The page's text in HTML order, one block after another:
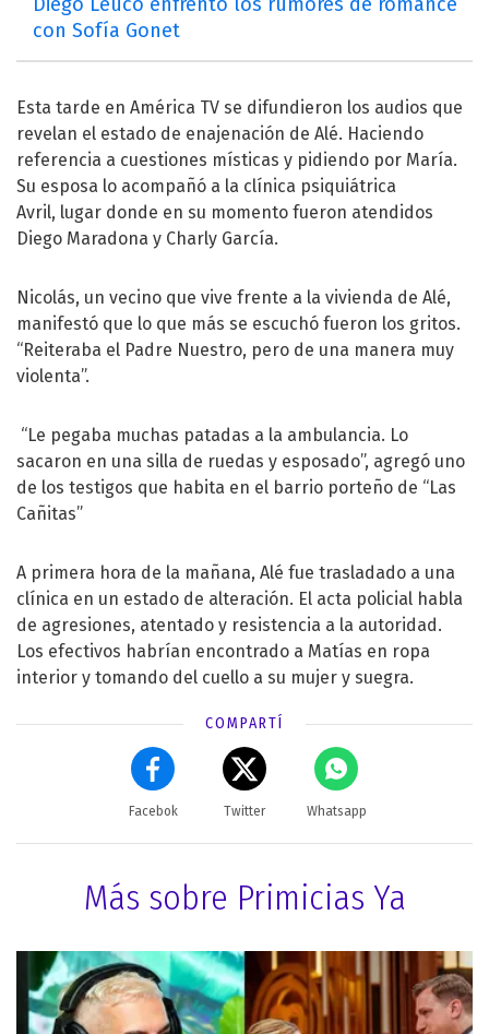
con Sofía Gonet
Esta tarde en América TV se difundieron los audios que
revelan el estado de enajenación de Alé. Haciendo
referencia a cuestiones místicas y pidiendo por María.
Su esposa lo acompañó a la clínica psiquiátrica
Avril, lugar donde en su momento fueron atendidos
Diego Maradona y Charly García.
Nicolás, un vecino que vive frente a la vivienda de Alé,
manifestó que lo que más se escuchó fueron los gritos.
“Reiteraba el Padre Nuestro, pero de una manera muy
violenta”.
“Le pegaba muchas patadas a la ambulancia. Lo
sacaron en una silla de ruedas y esposado”, agregó uno
de los testigos que habita en el barrio porteño de “Las
Cañitas”
A primera hora de la mañana, Alé fue trasladado a una
clínica en un estado de alteración. El acta policial habla
de agresiones, atentado y resistencia a la autoridad.
Los efectivos habrían encontrado a Matías en ropa
interior y tomando del cuello a su mujer y suegra.
COMPARTÍ
Facebok Twitter Whatsapp
Más sobre Primicias Ya